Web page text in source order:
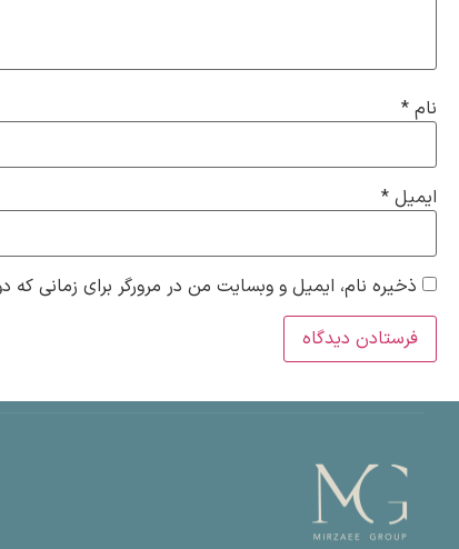
نام *
ایمیل *
ذخیره نام، ایمیل و وبسایت من در مرورگر برای زمانی که